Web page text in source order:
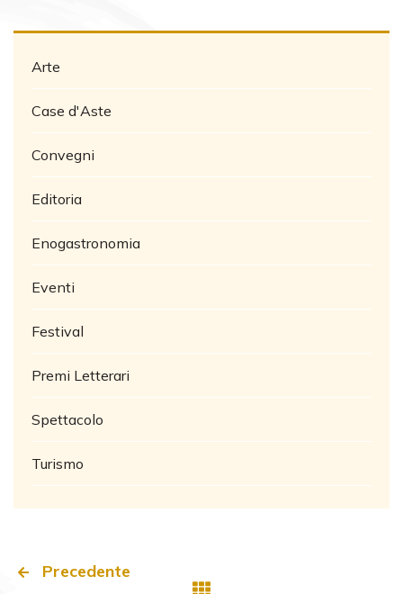
Arte
Case d'Aste
Convegni
Editoria
Enogastronomia
Eventi
Festival
Premi Letterari
Spettacolo
Turismo
Precedente